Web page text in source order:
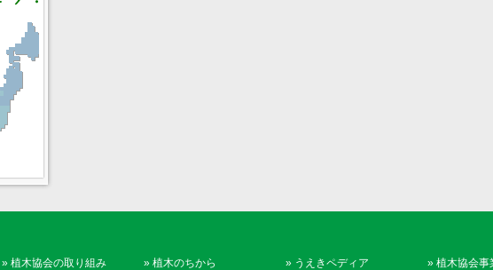
» 植木協会の取り組み
» 植木のちから
» うえきペディア
» 植木協会事